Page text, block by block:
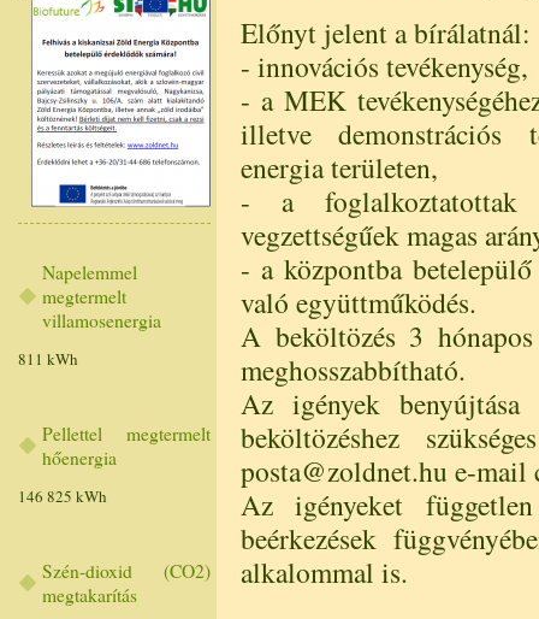
Napelemmel
megtermelt
villamosenergia
811 kWh
Pellettel megtermelt
hőenergia
146 825 kWh
Szén-dioxid (CO2)
megtakarítás
Előnyt jelent a bírálatnál:
- innovációs tevékenység,
- a MEK
illetve demonstrációs
energia területen,
- a
vegzettségűek magas
- a központba
való együttműködés.
A beköltözés 3
meghosszabbítható.
Az igények
beköltözéshez
posta@zoldnet.hu e-
Az igényeket
beérkezések
alkalommal is.